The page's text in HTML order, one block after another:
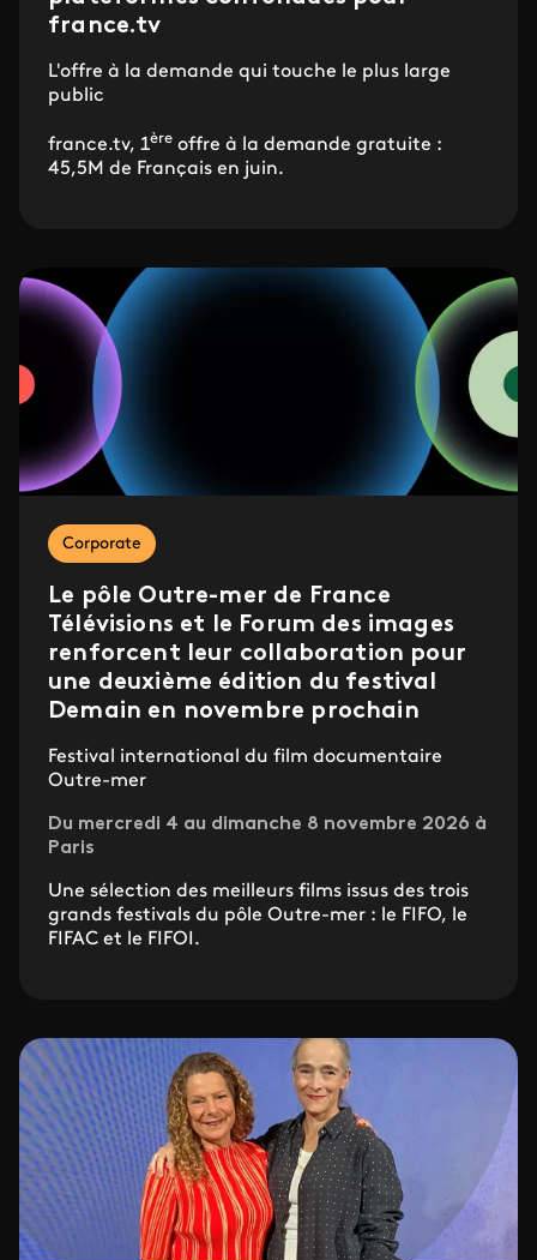
france.tv
L'offre à la demande qui touche le plus large
public
france.tv, 1ère offre à la demande gratuite :
45,5M de Français en juin.
Corporate
Le pôle Outre-mer de France
Télévisions et le Forum des images
renforcent leur collaboration pour
une deuxième édition du festival
Demain en novembre prochain
Festival international du film documentaire
Outre-mer
Du mercredi 4 au dimanche 8 novembre 2026 à
Paris
Une sélection des meilleurs films issus des trois
grands festivals du pôle Outre-mer : le FIFO, le
FIFAC et le FIFOI.